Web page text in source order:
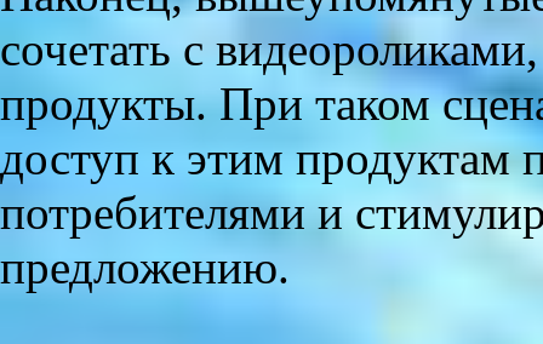
сочетать с
продукты. При таком
доступ к этим продуктам
потребителями и
предложению.